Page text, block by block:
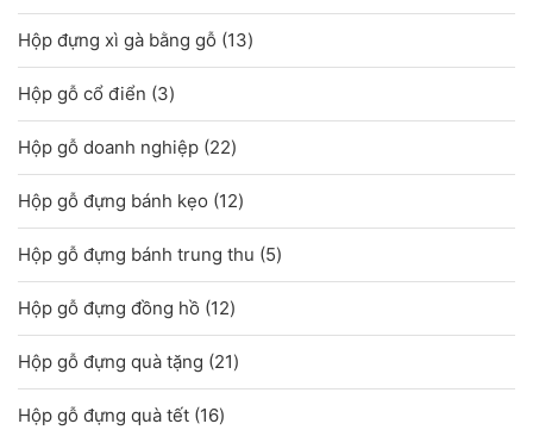
sản
phẩm
Hộp đựng xì gà bằng gỗ 1313
sản
Hộp gỗ cổ điển 33
sản
phẩm
Hộp gỗ doanh nghiệp 2222
sản
phẩm
Hộp gỗ đựng bánh kẹo 1212
sản
phẩm
Hộp gỗ đựng bánh trung thu 55
sản
Hộp gỗ đựng đồng hồ 1212
sản
phẩm
Hộp gỗ đựng quà tặng 2121
sản
Hộp gỗ đựng quà tết 1616